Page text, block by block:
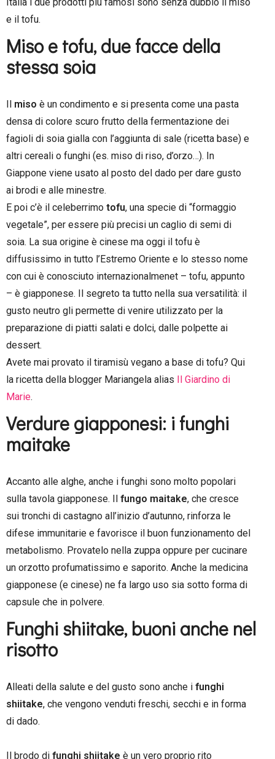
Italia i due prodotti più famosi sono senza dubbio il miso
e il tofu.
Miso e tofu, due facce della
stessa soia
miso è un condimento e si presenta come una pasta
densa di colore scuro frutto della fermentazione dei
fagioli di soia gialla con l’aggiunta di sale (ricetta base) e
altri cereali o funghi (es. miso di riso, d’orzo…). In
Giappone viene usato al posto del dado per dare gusto
ai brodi e alle minestre.
E poi c’è il celeberrimo tofu, una specie di “formaggio
vegetale”, per essere più precisi un caglio di semi di
soia. La sua origine è cinese ma oggi il tofu è
diffusissimo in tutto l’Estremo Oriente e lo stesso nome
con cui è conosciuto internazionalmenet – tofu, appunto
– è giapponese. Il segreto ta tutto nella sua versatilità: il
gusto neutro gli permette di venire utilizzato per la
preparazione di piatti salati e dolci, dalle polpette ai
dessert.
Avete mai provato il tiramisù vegano a base di tofu? Qui
la ricetta della blogger Mariangela alias
Il Giardino di
Marie.
Verdure giapponesi: i funghi
maitake
Accanto alle alghe, anche i funghi sono molto popolari
sulla tavola giapponese. Il fungo maitake, che cresce
sui tronchi di castagno all’inizio d’autunno, rinforza le
difese immunitarie e favorisce il buon funzionamento del
metabolismo. Provatelo nella zuppa oppure per cucinare
un orzotto profumatissimo e saporito. Anche la medicina
giapponese (e cinese) ne fa largo uso sia sotto forma di
capsule che in polvere.
Funghi shiitake, buoni anche nel
risotto
Alleati della salute e del gusto sono anche i funghi
shiitake, che vengono venduti freschi, secchi e in forma
di dado.
Il brodo di funghi shiitake è un vero proprio rito